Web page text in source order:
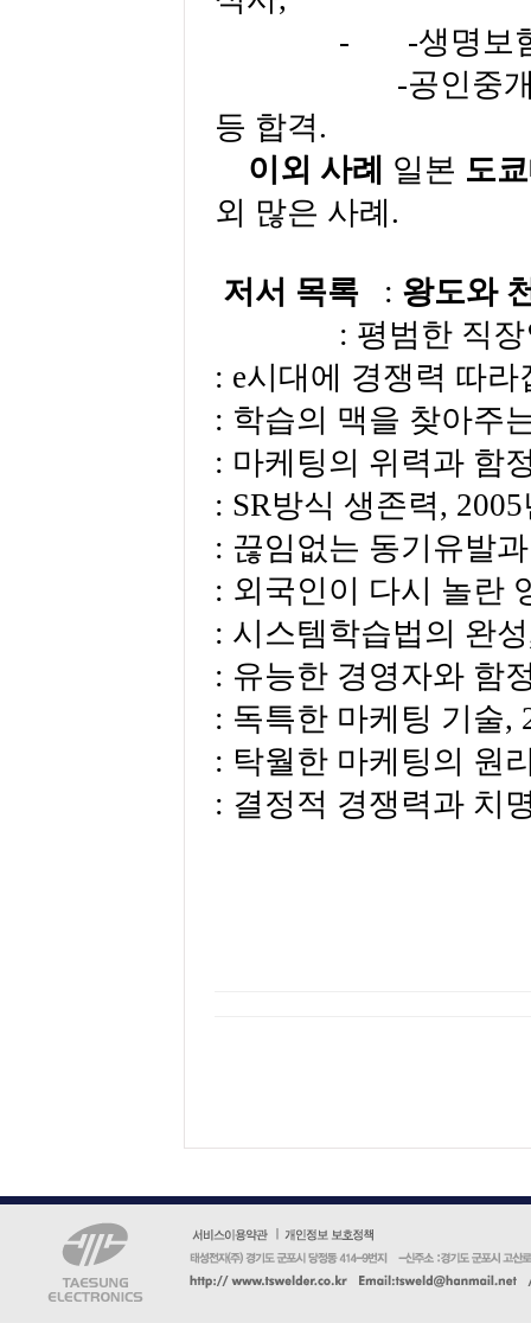
-
-생명보
-공인중
등 합격.
이외 사례
일본 도쿄
외 많은 사례 .
저서 목록 : 왕도와
: 평범한 직
: e시대에 경쟁력 따라
: 학습의 맥을 찾아주
: 마케팅의 위력과 함
: SR방식 생존력, 2005
: 끊임없는 동기유발
: 외국인이 다시 놀란
: 시스템학습법의 완성
: 유능한 경영자와 함
: 독특한 마케팅 기술,
: 탁월한 마케팅의 원
: 결정적 경쟁력과 치